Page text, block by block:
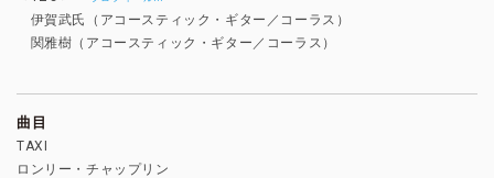
伊賀武氏（アコースティック・ギター／コーラス）
関雅樹（アコースティック・ギター／コーラス）
曲目
TAXI
ロンリー・チャップリン